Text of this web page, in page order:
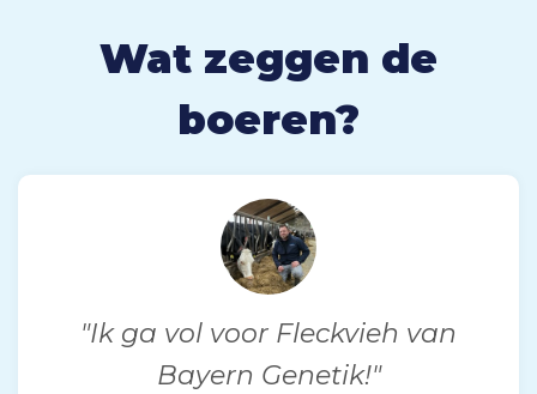
Wat zeggen de
boeren?
"Ik ga vol voor Fleckvieh van
Bayern Genetik!"